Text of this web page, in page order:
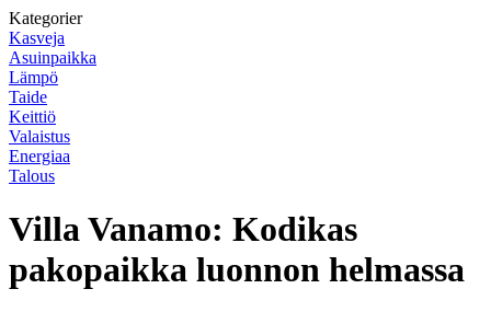
Kategorier
Kasveja
Asuinpaikka
Lämpö
Taide
Keittiö
Valaistus
Energiaa
Talous
Villa Vanamo: Kodikas
pakopaikka luonnon helmassa